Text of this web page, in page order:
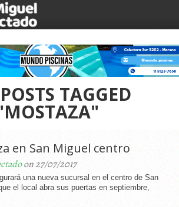
TAGGED
en San Miguel centro
on 27/07/2017
una nueva sucursal en el centro de San
el local abra sus puertas en septiembre,